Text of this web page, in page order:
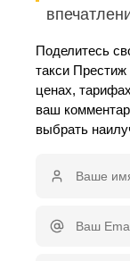
Поделитесь
такси
ценах,
ваш
выбрать